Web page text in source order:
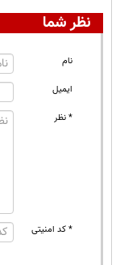
نظر شما
نام
ایمیل
* نظر
* کد امنیتی